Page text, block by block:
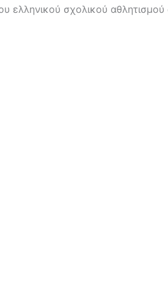
ελληνικού σχολικού